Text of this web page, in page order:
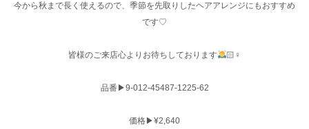
今から秋まで長く使えるので、季節を先取りしたヘアアレンジにもおすすめ
です♡
皆様のご来店心よりお待ちしております 🏻‍♀️‪‪
品番▶︎9-012-45487-1225-62
価格▶︎¥2,640